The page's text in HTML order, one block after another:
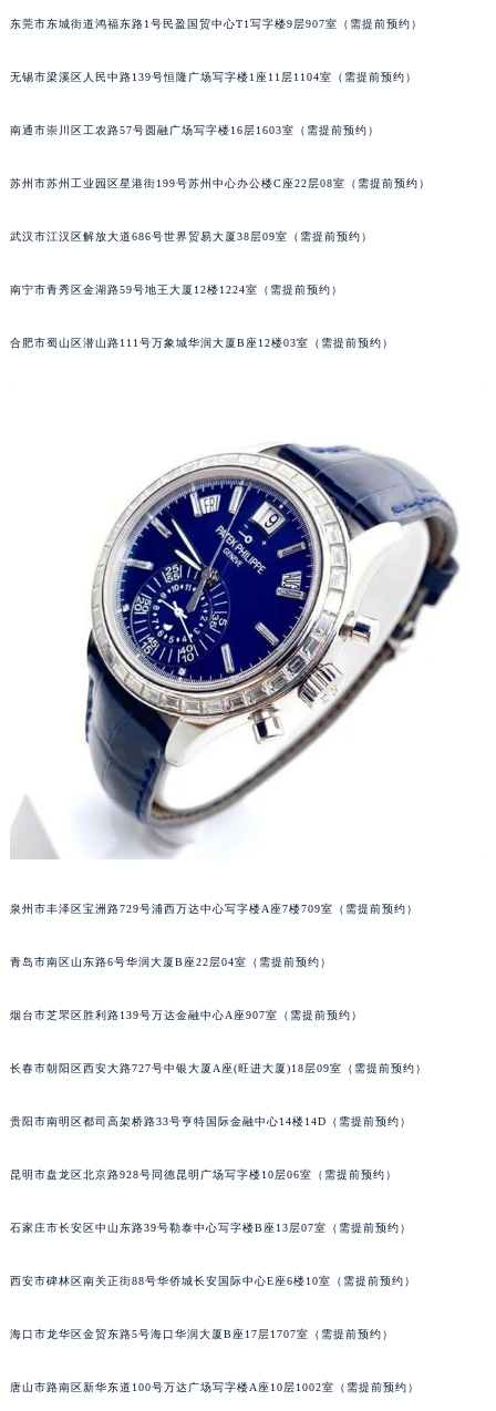
东莞市东城街道鸿福东路1号民盈国贸中心T1写字楼9层907室（需提前预约）
无锡市梁溪区人民中路139号恒隆广场写字楼1座11层1104室（需提前预约）
南通市崇川区工农路57号圆融广场写字楼16层1603室（需提前预约）
苏州市苏州工业园区星港街199号苏州中心办公楼C座22层08室（需提前预约）
武汉市江汉区解放大道686号世界贸易大厦38层09室（需提前预约）
南宁市青秀区金湖路59号地王大厦12楼1224室（需提前预约）
合肥市蜀山区潜山路111号万象城华润大厦B座12楼03室（需提前预约）
泉州市丰泽区宝洲路729号浦西万达中心写字楼A座7楼709室（需提前预约）
青岛市南区山东路6号华润大厦B座22层04室（需提前预约）
烟台市芝罘区胜利路139号万达金融中心A座907室（需提前预约）
长春市朝阳区西安大路727号中银大厦A座(旺进大厦)18层09室（需提前预约）
贵阳市南明区都司高架桥路33号亨特国际金融中心14楼14D（需提前预约）
昆明市盘龙区北京路928号同德昆明广场写字楼10层06室（需提前预约）
石家庄市长安区中山东路39号勒泰中心写字楼B座13层07室（需提前预约）
西安市碑林区南关正街88号华侨城长安国际中心E座6楼10室（需提前预约）
海口市龙华区金贸东路5号海口华润大厦B座17层1707室（需提前预约）
唐山市路南区新华东道100号万达广场写字楼A座10层1002室（需提前预约）